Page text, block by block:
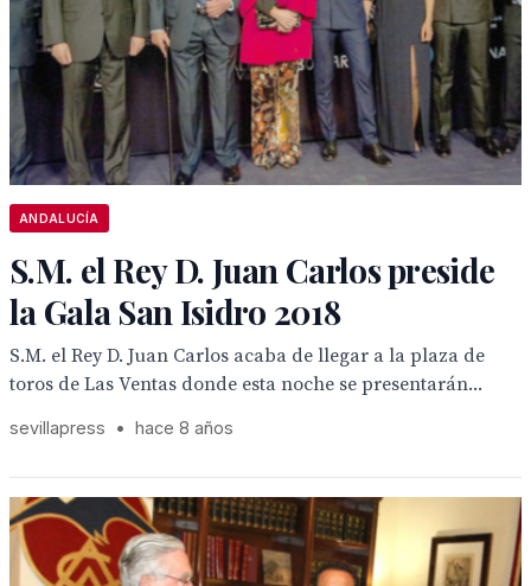
ANDALUCÍA
S.M. el Rey D. Juan Carlos preside
la Gala San Isidro 2018
S.M. el Rey D. Juan Carlos acaba de llegar a la plaza de
toros de Las Ventas donde esta noche se presentarán...
sevillapress • hace 8 años